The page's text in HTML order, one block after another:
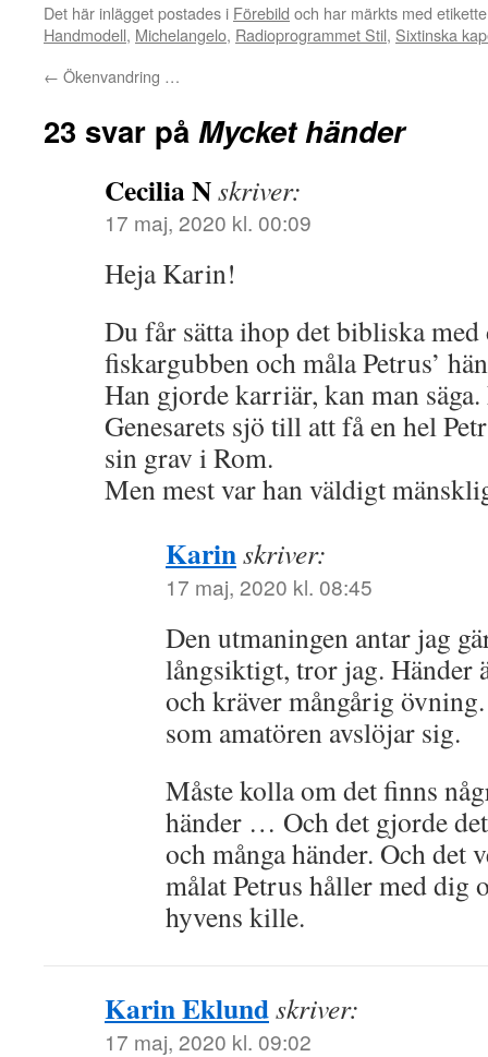
Det här inlägget postades i Förebild och har märkts med
Handmodell, Michelangelo, Radioprogrammet Stil, Sixtinska
← Ökenvandring …
23 svar på Mycket händer
Cecilia Nskriver:
17 maj, 2020 kl. 00:09
Heja Karin!
Du får sätta ihop det bibliska med
fiskargubben och måla Petrus’
Han gjorde karriär, kan man
Genesarets sjö till att få en hel
sin grav i Rom.
Men mest var han väldigt
Karinskriver:
17 maj, 2020 kl. 08:45
Den utmaningen antar jag
långsiktigt, tror jag. Händer
och kräver mångårig
som amatören avslöjar sig.
Måste kolla om det finns
händer … Och det gjorde
och många händer. Och det
målat Petrus håller med dig
hyvens kille.
Karin Eklundskriver:
17 maj, 2020 kl. 09:02